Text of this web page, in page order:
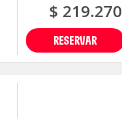
RESERVAR
$ 219.270